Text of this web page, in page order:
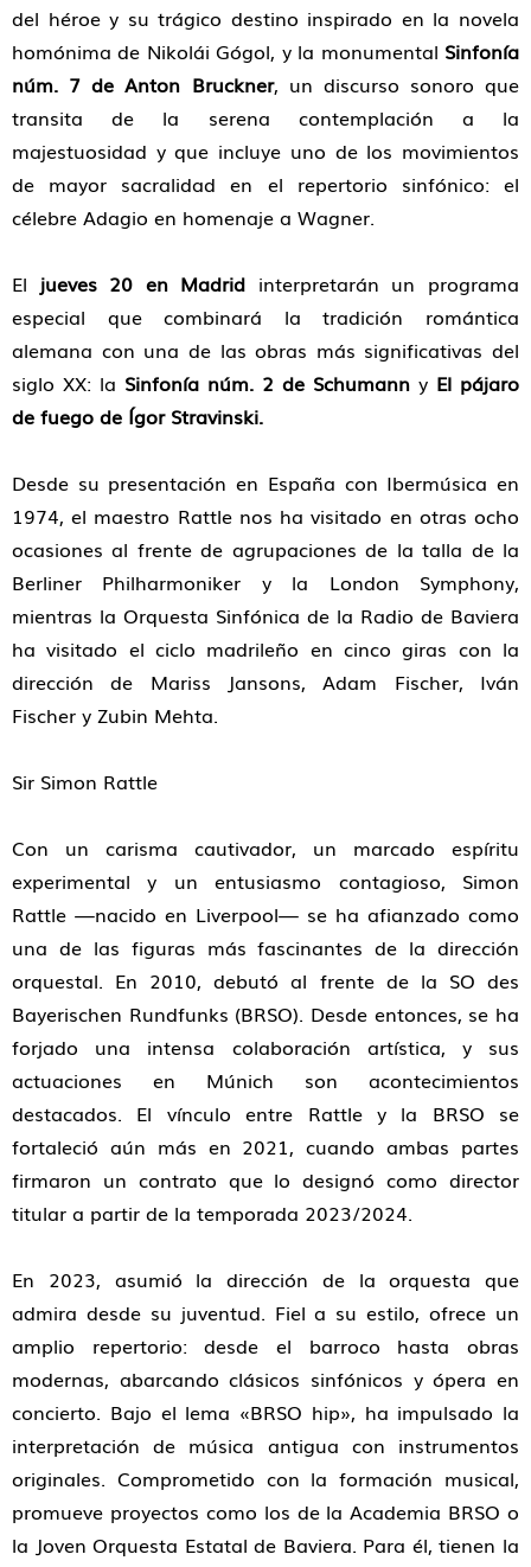
del héroe y su trágico destino inspirado en la novela
homónima de Nikolái Gógol, y la monumental Sinfonía
núm. 7 de Anton Bruckner, un discurso sonoro que
transita de la serena contemplación a la
majestuosidad y que incluye uno de los movimientos
de mayor sacralidad en el repertorio sinfónico: el
célebre Adagio en homenaje a Wagner.
El jueves 20 en Madrid interpretarán un programa
especial que combinará la tradición romántica
alemana con una de las obras más significativas del
siglo XX: la Sinfonía núm. 2 de Schumann y El pájaro
de fuego de Ígor Stravinski.
Desde su presentación en España con Ibermúsica en
1974, el maestro Rattle nos ha visitado en otras ocho
ocasiones al frente de agrupaciones de la talla de la
Berliner Philharmoniker y la London Symphony,
mientras la Orquesta Sinfónica de la Radio de Baviera
ha visitado el ciclo madrileño en cinco giras con la
dirección de Mariss Jansons, Adam Fischer, Iván
Fischer y Zubin Mehta.
Sir Simon Rattle
Con un carisma cautivador, un marcado espíritu
experimental y un entusiasmo contagioso, Simon
Rattle —nacido en Liverpool— se ha afianzado como
una de las figuras más fascinantes de la dirección
orquestal. En 2010, debutó al frente de la SO des
Bayerischen Rundfunks (BRSO). Desde entonces, se ha
forjado una intensa colaboración artística, y sus
actuaciones en Múnich son acontecimientos
destacados. El vínculo entre Rattle y la BRSO se
fortaleció aún más en 2021, cuando ambas partes
firmaron un contrato que lo designó como director
titular a partir de la temporada 2023/2024.
En 2023, asumió la dirección de la orquesta que
admira desde su juventud. Fiel a su estilo, ofrece un
amplio repertorio: desde el barroco hasta obras
modernas, abarcando clásicos sinfónicos y ópera en
concierto. Bajo el lema «BRSO hip», ha impulsado la
interpretación de música antigua con instrumentos
originales. Comprometido con la formación musical,
promueve proyectos como los de la Academia BRSO o
la Joven Orquesta Estatal de Baviera. Para él, tienen la